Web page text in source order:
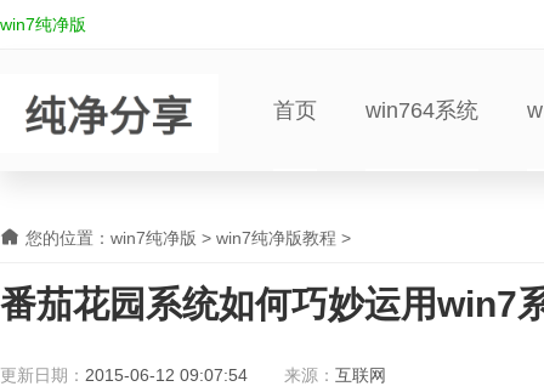
win7纯净版
首页 win764系统
您的位置： win7纯净版 > win7纯净版教程 >
番茄花园系统如何巧妙运用win7
更新日期： 2015-06-12 09:07:54 来源： 互联网